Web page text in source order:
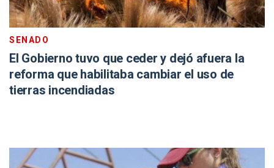
SENADO
El Gobierno tuvo que ceder y dejó afuera la
reforma que habilitaba cambiar el uso de
tierras incendiadas